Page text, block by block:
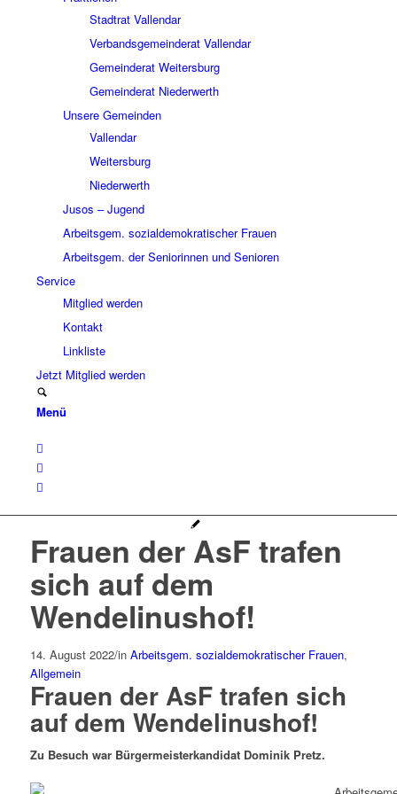
Stadtrat Vallendar
Verbandsgemeinderat Vallendar
Gemeinderat Weitersburg
Gemeinderat Niederwerth
Unsere Gemeinden
Vallendar
Weitersburg
Niederwerth
Jusos – Jugend
Arbeitsgem. sozialdemokratischer Frauen
Arbeitsgem. der Seniorinnen und Senioren
Service
Mitglied werden
Kontakt
Linkliste
Jetzt Mitglied werden
Menü
Frauen der AsF trafen
sich auf dem
Wendelinushof!
14. August 2022/in Arbeitsgem. sozialdemokratischer Frauen,
Allgemein
Frauen der AsF trafen sich
auf dem Wendelinushof!
Zu Besuch war Bürgermeisterkandidat Dominik Pretz.